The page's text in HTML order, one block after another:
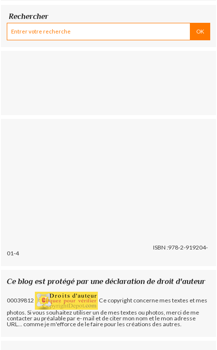
Rechercher
ISBN :978-2-919204-
01-4
Ce blog est protégé par une déclaration de droit d'auteur
00039812
Ce copyright concerne mes textes et mes
photos. Si vous souhaitez utiliser un de mes textes ou photos, merci de me
contacter au préalable par e- mail et de citer mon nom et le mon adresse
URL... comme je m'efforce de le faire pour les créations des autres.